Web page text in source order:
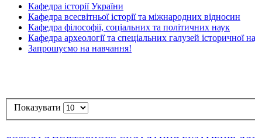
Кафедра історії України
Кафедра всесвітньої історії та міжнародних відносин
Кафедра філософії, соціальних та політичних наук
Кафедра археології та спеціальних галузей історичної
Запрошуємо на навчання!
Показувати